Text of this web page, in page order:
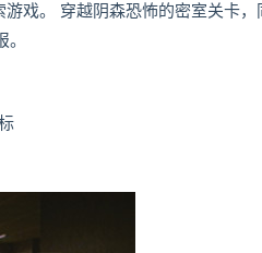
戏。 穿越阴森恐怖的密室关卡